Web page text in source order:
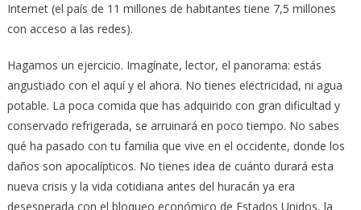
Internet (el país de 11 millones de habitantes tiene 7,5 millones
con acceso a las redes).
Hagamos un ejercicio. Imagínate, lector, el panorama: estás
angustiado con el aquí y el ahora. No tienes electricidad, ni agua
potable. La poca comida que has adquirido con gran dificultad y
conservado refrigerada, se arruinará en poco tiempo. No sabes
qué ha pasado con tu familia que vive en el occidente, donde los
daños son apocalípticos. No tienes idea de cuánto durará esta
nueva crisis y la vida cotidiana antes del huracán ya era
desesperada con el bloqueo económico de Estados Unidos, la